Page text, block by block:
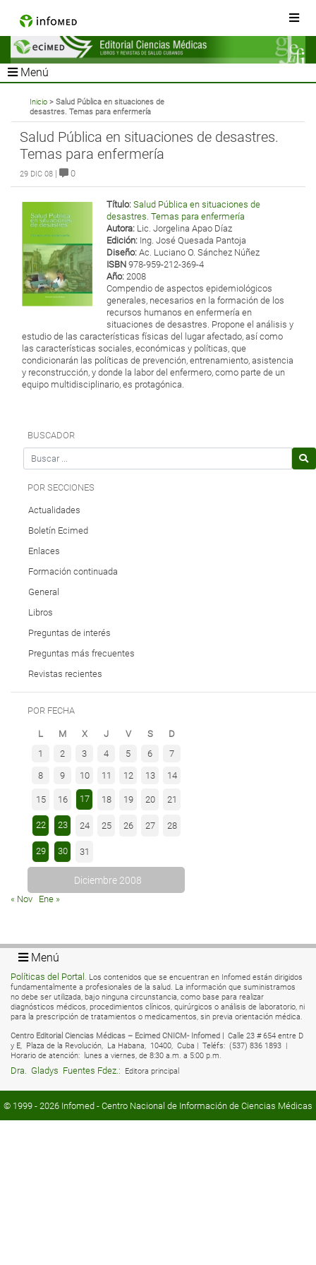
Menú
Inicio > Salud Pública en situaciones de
desastres. Temas para enfermería
Salud Pública en situaciones de desastres.
Temas para enfermería
29 DIC 08 | 0
Título: Salud Pública en situaciones de
desastres. Temas para enfermería
Autora: Lic. Jorgelina Apao Díaz
Edición: Ing. José Quesada Pantoja
Diseño: Ac. Luciano O. Sánchez Núñez
ISBN 978-959-212-369-4
Año: 2008
Compendio de aspectos epidemiológicos
generales, necesarios en la formación de los
recursos humanos en enfermería en
situaciones de desastres. Propone el análisis y
estudio de las características físicas del lugar afectado, así como
las características sociales, económicas y políticas, que
condicionarán las políticas de prevención, entrenamiento, asistencia
y reconstrucción, y donde la labor del enfermero, como parte de un
equipo multidisciplinario, es protagónica.
BUSCADOR
Search for
POR SECCIONES
Actualidades
Boletín Ecimed
Enlaces
Formación continuada
General
Libros
Preguntas de interés
Preguntas más frecuentes
Revistas recientes
POR FECHA
Diciembre 2008
L M X J V S
D
1
2 3 4 5 6 7
8 9 10 11 12 13 14
15 16 17 18 19 20 21
22 23 24 25 26 27 28
29 30 31
« Nov Ene »
Menú
Políticas del Portal . Los contenidos que se encuentran en Infomed están dirigidos
fundamentalmente a profesionales de la salud. La información que suministramos
no debe ser utilizada, bajo ninguna circunstancia, como base para realizar
diagnósticos médicos, procedimientos clínicos, quirúrgicos o análisis de laboratorio, ni
para la prescripción de tratamientos o medicamentos, sin previa orientación médica.
Centro Editorial Ciencias Médicas – Ecimed CNICM- Infomed |
Calle 23 # 654 entre D
y E, Plaza de la Revolución, La Habana, 10400, Cuba | Teléfs: (537) 836 1893 |
Horario de atención:
lunes a viernes, de 8:30 a.m. a 5:00 p.m.
Dra. Gladys Fuentes Fdez.: Editora principal
© 1999 - 2026 Infomed - Centro Nacional de Información de Ciencias Médicas